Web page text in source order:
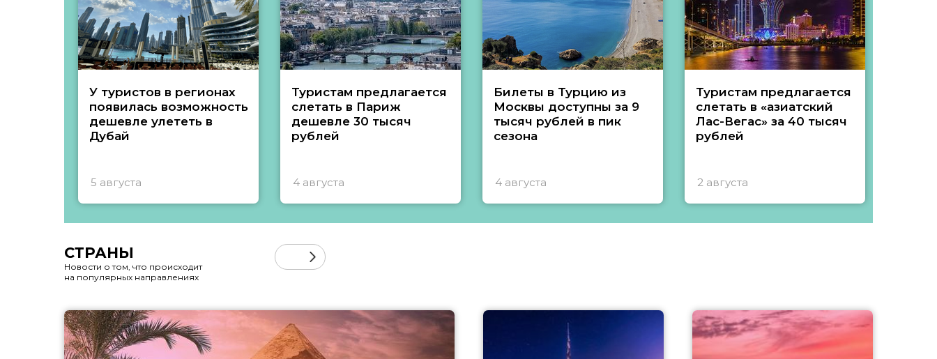
У туристов в регионах
появилась возможность
дешевле улететь в
Дубай
5 августа
Туристам предлагается
слетать в Париж
дешевле 30 тысяч
рублей
4 августа
Билеты в Турцию из
Москвы доступны за 9
тысяч рублей в пик
сезона
4 августа
Туристам предлагается
слетать в «азиатский
Лас-Вегас» за 40 тысяч
рублей
2 августа
СТРАНЫ
Новости о том, что происходит
на популярных направлениях